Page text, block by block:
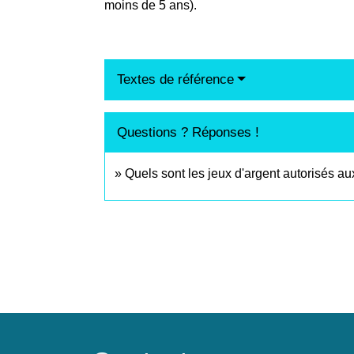
moins de 5 ans).
Textes de référence
Questions ? Réponses !
Quels sont les jeux d'argent autorisés